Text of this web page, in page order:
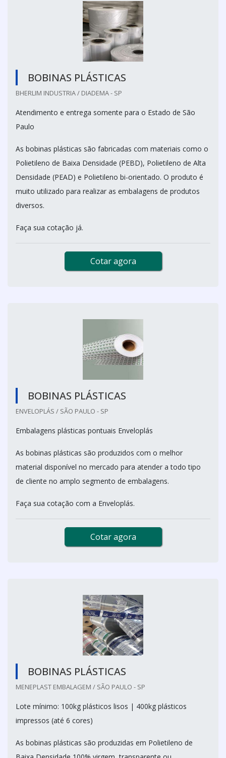
BOBINAS PLÁSTICAS
BHERLIM INDUSTRIA / DIADEMA - SP
Atendimento e entrega somente para o Estado de São
Paulo
As bobinas plásticas são fabricadas com materiais como o
Polietileno de Baixa Densidade (PEBD), Polietileno de Alta
Densidade (PEAD) e Polietileno bi-orientado. O produto é
muito utilizado para realizar as embalagens de produtos
diversos.
Faça sua cotação já.
Cotar agora
BOBINAS PLÁSTICAS
ENVELOPLÁS / SÃO PAULO - SP
Embalagens plásticas pontuais Enveloplás
As bobinas plásticas são produzidos com o melhor
material disponível no mercado para atender a todo tipo
de cliente no amplo segmento de embalagens.
Faça sua cotação com a Enveloplás.
Cotar agora
BOBINAS PLÁSTICAS
MENEPLAST EMBALAGEM / SÃO PAULO - SP
Lote mínimo: 100kg plásticos lisos | 400kg plásticos
impressos (até 6 cores)
As bobinas plásticas são produzidas em Polietileno de